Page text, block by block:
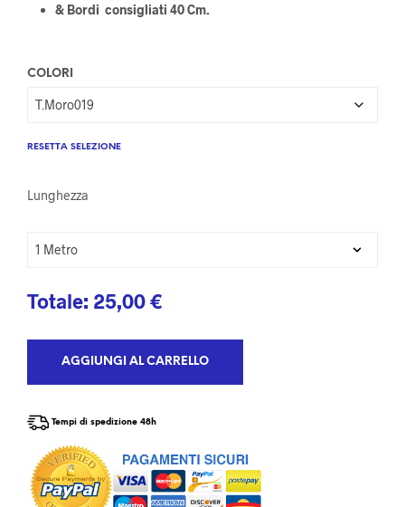
& Bordi consigliati 40 Cm.
COLORI
RESETTA SELEZIONE
Lunghezza
Totale: 25,00€
AGGIUNGI AL CARRELLO
Tempi di spedizione 48h